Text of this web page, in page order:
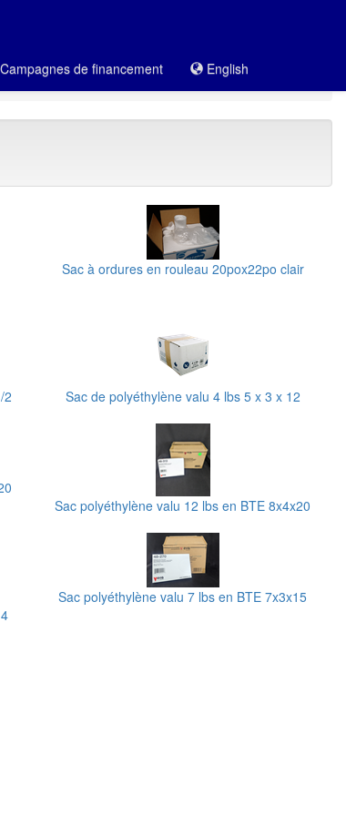
de financement
English
Sac à ordures en rouleau 20pox22po clair
2 Sac de polyéthylène valu 4 lbs 5 x 3 x 12
Sac polyéthylène valu 12 lbs en BTE 8x4x20
Sac polyéthylène valu 7 lbs en BTE 7x3x15